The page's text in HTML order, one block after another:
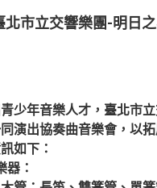
北市立交響樂團-明日
少年音樂人才，臺北市
演出協奏曲音樂會，以
如下：
器：